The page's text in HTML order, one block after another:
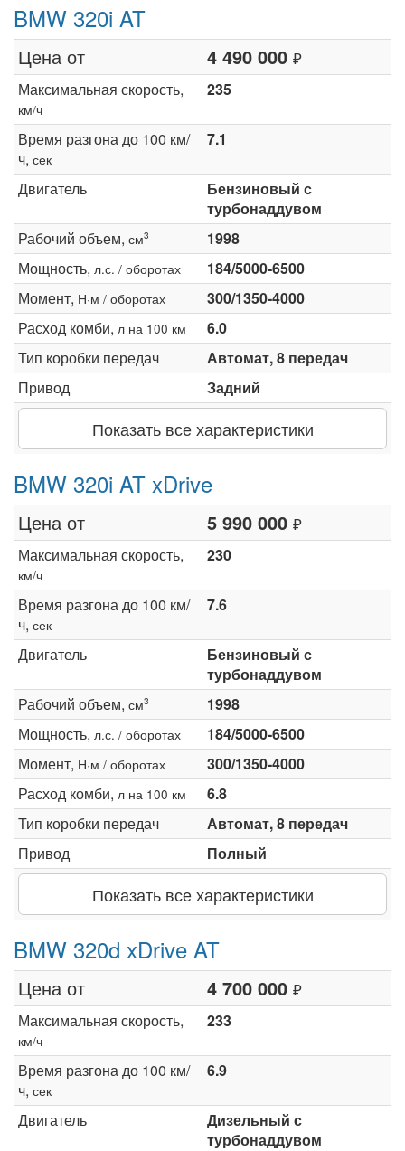
BMW 320i AT
Цена от 4 490 000 ₽
Максимальная скорость,
км/ч
235
Время разгона до 100 км/
ч, сек
7.1
Двигатель
Бензиновый с
турбонаддувом
Рабочий объем, см3
1998
Мощность, л.с. / оборотах
184/5000-6500
Момент, Н·м / оборотах
300/1350-4000
Расход комби, л на 100 км
6.0
Тип коробки передач
Автомат, 8 передач
Привод
Задний
Показать все характеристики
BMW 320i AT xDrive
Цена от 5 990 000 ₽
Максимальная скорость,
км/ч
230
Время разгона до 100 км/
ч, сек
7.6
Двигатель
Бензиновый с
турбонаддувом
Рабочий объем, см3
1998
Мощность, л.с. / оборотах
184/5000-6500
Момент, Н·м / оборотах
300/1350-4000
Расход комби, л на 100 км
6.8
Тип коробки передач
Автомат, 8 передач
Привод
Полный
Показать все характеристики
BMW 320d xDrive AT
Цена от 4 700 000 ₽
Максимальная скорость,
км/ч
233
Время разгона до 100 км/
ч, сек
6.9
Двигатель
Дизельный с
турбонаддувом